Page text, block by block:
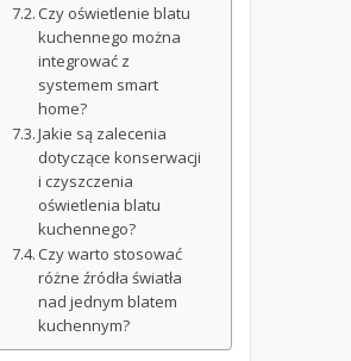
Czy oświetlenie blatu
kuchennego można
integrować z
systemem smart
home?
Jakie są zalecenia
dotyczące konserwacji
i czyszczenia
oświetlenia blatu
kuchennego?
Czy warto stosować
różne źródła światła
nad jednym blatem
kuchennym?